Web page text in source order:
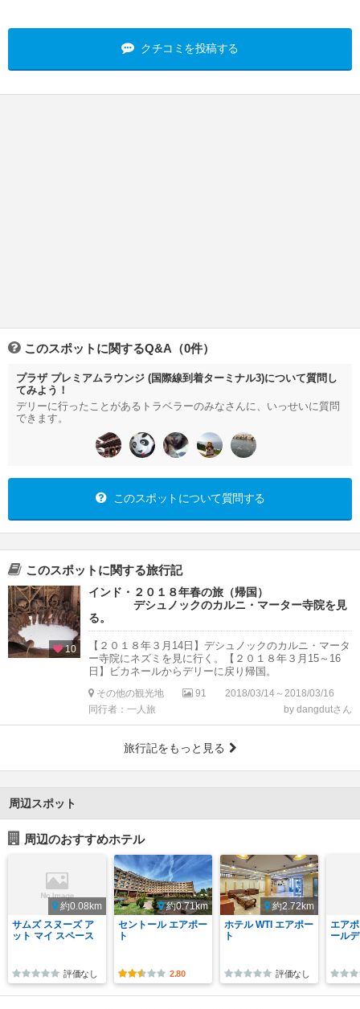
クチコミを投稿する
このスポットに関するQ&A（0件）
プラザ プレミアムラウンジ (国際線到着ターミナル3)について質問し
てみよう！
デリーに行ったことがあるトラベラーのみなさんに、いっせいに質問
できます。
このスポットについて質問する
このスポットに関する旅行記
10
インド・２０１８年春の旅（帰国）
デシュノックのカルニ・マーター寺院を見
る。
【２０１８年３月14日】デシュノックのカルニ・マータ
ー寺院にネズミを見に行く。【２０１８年３月15～16
日】ビカネールからデリーに戻り帰国。
その他の観光地 91
2018/03/14～2018/03/16
同行者：一人旅
by dangdutさん
旅行記をもっと見る
周辺スポット
周辺のおすすめホテル
約0.08km
サムズ スヌーズ ア
ット マイ スペース
評価なし
約0.71km
セントール エアポー
ト
2.80
約2.72km
ホテル WTI エアポー
ト
評価なし
エア
ール